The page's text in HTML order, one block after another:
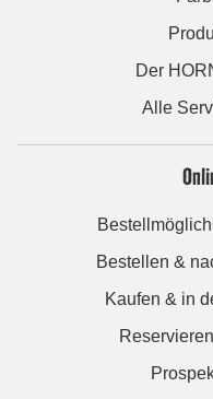
Der
Alle
Bestellen &
Kaufen & in